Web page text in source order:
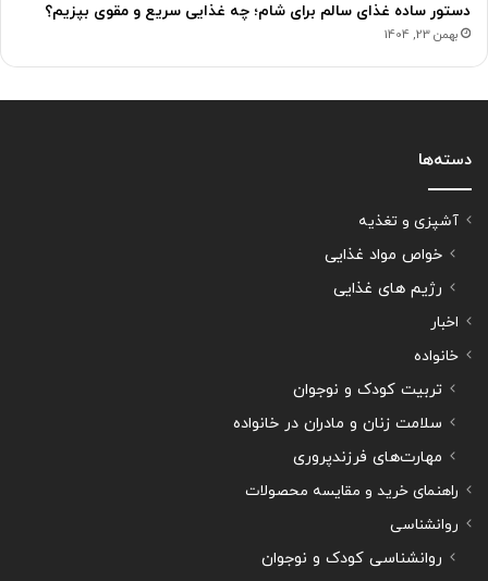
دستور ساده غذای سالم برای شام؛ چه غذایی سریع و مقوی بپزیم؟
بهمن 23, 1404
دسته‌ها
آشپزی و تغذیه
خواص مواد غذایی
رژیم های غذایی
اخبار
خانواده
تربیت کودک و نوجوان
سلامت زنان و مادران در خانواده
مهارت‌های فرزندپروری
راهنمای خرید و مقایسه محصولات
روانشناسی
روانشناسی کودک و نوجوان